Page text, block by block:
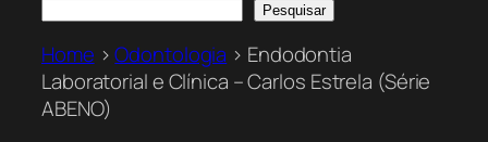
Pesquisar
Home >Odontologia > Endodontia
Laboratorial e Clínica – Carlos Estrela (Série
ABENO)